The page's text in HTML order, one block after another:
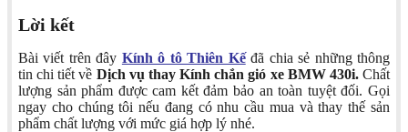
Lời kết
Bài viết trên đây Kính ô tô Thiên Kếđã chia sẻ những thông
tin chi tiết về Dịch vụ thay Kính chắn gió xe BMW 430i.Chất
lượng sản phẩm được cam kết đảm bảo an toàn tuyệt đối. Gọi
ngay cho chúng tôi nếu đang có nhu cầu mua và thay thế sản
phẩm chất lượng với mức giá hợp lý nhé.